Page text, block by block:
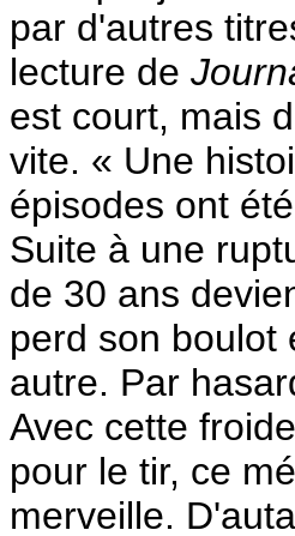
par d'autres
lecture de
est court, mais
vite. « Une
épisodes ont
Suite à une
de 30 ans
perd son boulot
autre. Par
Avec cette
pour le tir, ce
merveille.